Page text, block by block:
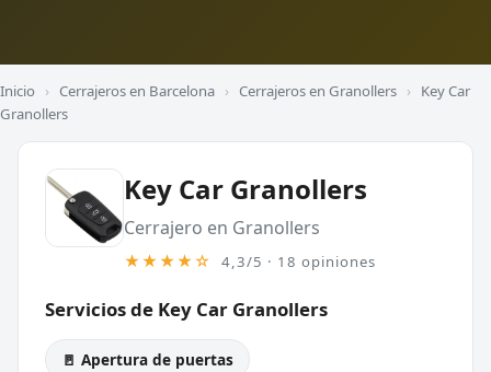
Inicio › Cerrajeros en Barcelona › Cerrajeros en Granollers › Key Car
Granollers
Key Car Granollers
Cerrajero en Granollers
★★★★☆ 4,3/5 · 18 opiniones
Servicios de Key Car Granollers
🚪 Apertura de puertas